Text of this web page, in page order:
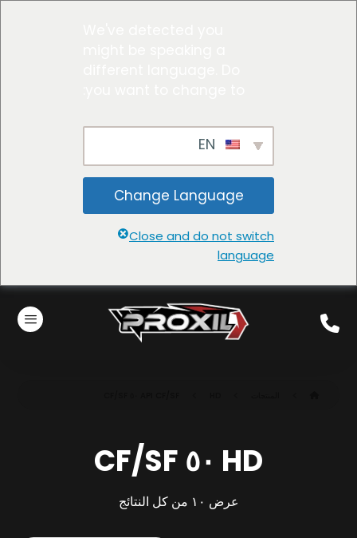
Change Language
Close and do not switch
language
HD ٥٠ CF/SF
عرض ⁦١٠⁩ من كل النتائج